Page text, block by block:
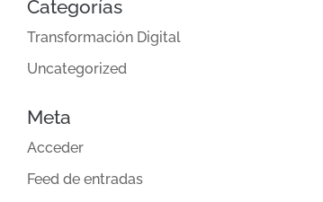
Categorías
Transformación Digital
Uncategorized
Meta
Acceder
Feed de entradas